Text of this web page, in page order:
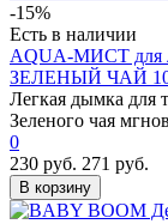
-15%
Есть в наличии
AQUA-МИСТ для
ЗЕЛЕНЫЙ ЧАЙ
Легкая дымка для
Зеленого чая
0
230 руб. 271 руб.
В корзину